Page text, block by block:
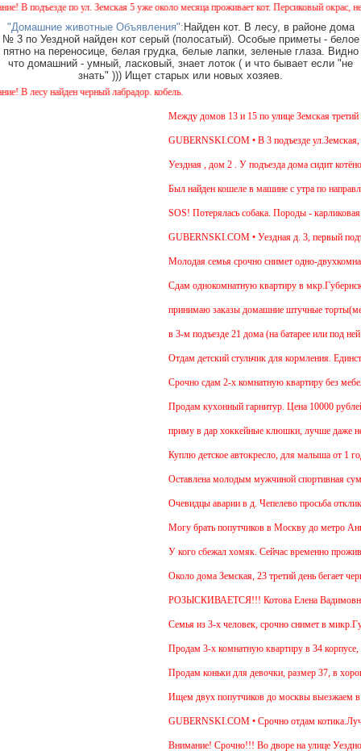
подъезде по ул. Земская 5 уже около месяца проживает кот. Персиковый окрас, не
"Домашние животные Объявления": Найден кот. В лесу, в районе дома
№ 3 по Уездной найден кот серый (полосатый). Особые приметы - белое
пятно на переносице, белая грудка, белые лапки, зеленые глаза. Видно
что домашний - умный, ласковый, знает лоток ( и что бывает если "не
знать" ))) Ищет старых или новых хозяев.
лесу найден черный лабрадор. кобель.
Между домов 13 и 15 по улице Земская третий
GUBERNSKI.COM • В 3 подъезде ул.Земская,
Уездная , дом 2 . У подъезда дома сидит
Был найден кошеле в машине с утра по
SOS! Потерялась собака. Породы -
GUBERNSKI.COM • Уездная д. 3, первый
Молодая семья срочно снимет одно-
Cдам однокомнатную квартиру в
принимаю заказы домашние штучные
в 3-м подъезде 21 дома (на батарее или под
Отдам детский стульчик для кормления.
Срочно сдам 2-х комнатную квартиру без
Продам кухонный гарнитур. Цена 10000 рублей.
приму в дар хоккейные клюшки, лучше даже
Куплю детское автокресло, для малыша от 1
Оставлена молодым мужчиной спортивная
Очевидцы аварии в д. Чепелево просьба
Могу брать попутчиков в Москву до метро
У кого сбежал хомяк. Сейчас временно
Около дома Земская, 23 третий день бегает
РОЗЫСКИВАЕТСЯ!!! Котова Елена
Семья из 3-х человек, срочно снимет в
Продам 3-х комнатную квартиру в 34 корпусе,
Продам коньки для девочки, размер 37, в
Ищем двух попутчиков до москвы выезжаем в
GUBERNSKI.COM • Срочно отдам
Внимание! Срочно!!! Во дворе на улице